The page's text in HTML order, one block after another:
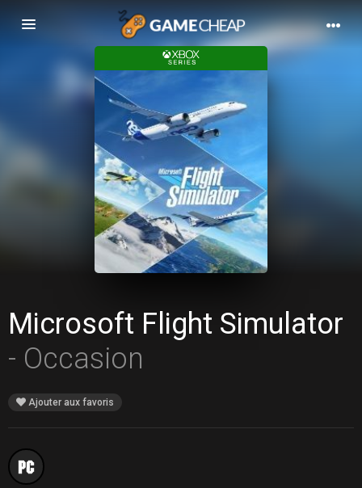
Basculer
navigation
Microsoft Flight Simulator
- Occasion
Ajouter aux favoris